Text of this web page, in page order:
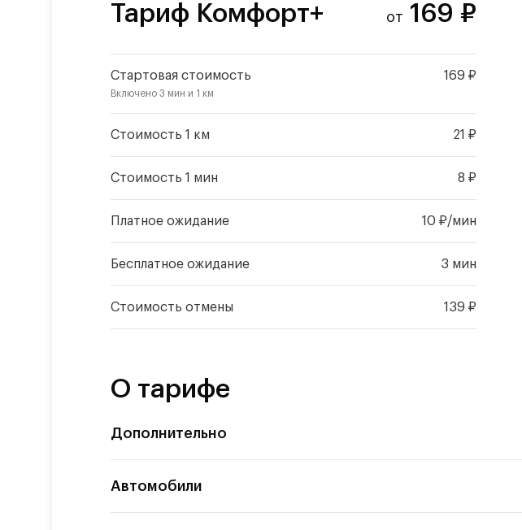
Тариф Комфорт+ от 169 ₽
Стартовая стоимость 169 ₽
Включено 3 мин и 1 км
Стоимость 1 км 21 ₽
Стоимость 1 мин 8 ₽
Платное ожидание 10 ₽/мин
Бесплатное ожидание 3 мин
Стоимость отмены 139 ₽
О тарифе
Дополнительно
Автомобили